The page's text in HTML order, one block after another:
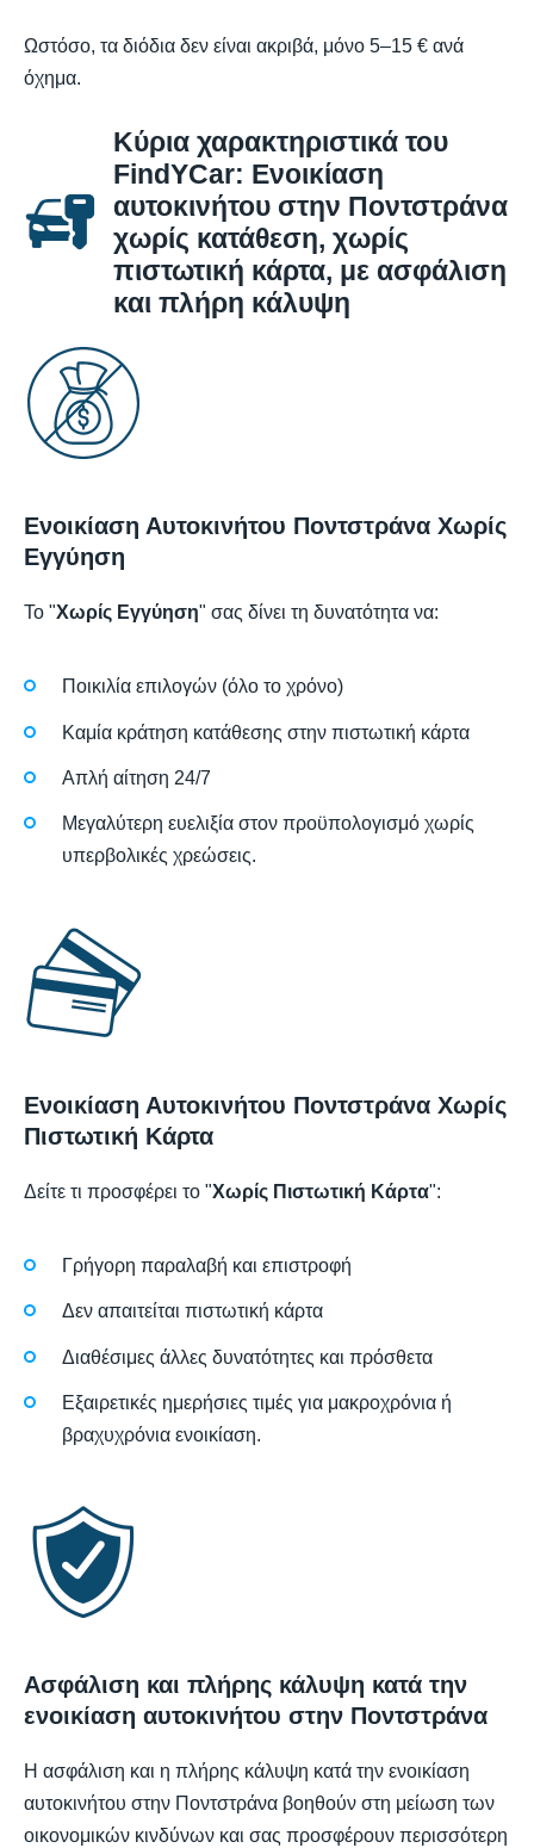
Ωστόσο, τα διόδια δεν είναι ακριβά, μόνο 5–15 € ανά
όχημα.
Κύρια χαρακτηριστικά του
FindYCar: Ενοικίαση
αυτοκινήτου στην Ποντστράνα
χωρίς κατάθεση, χωρίς
πιστωτική κάρτα, με ασφάλιση
και πλήρη κάλυψη
Ενοικίαση Αυτοκινήτου Ποντστράνα Χωρίς
Εγγύηση
Το "Χωρίς Εγγύηση" σας δίνει τη δυνατότητα να:
Ποικιλία επιλογών (όλο το χρόνο)
Καμία κράτηση κατάθεσης στην πιστωτική κάρτα
Απλή αίτηση 24/7
Μεγαλύτερη ευελιξία στον προϋπολογισμό χωρίς
υπερβολικές χρεώσεις.
Ενοικίαση Αυτοκινήτου Ποντστράνα Χωρίς
Πιστωτική Κάρτα
Δείτε τι προσφέρει το "Χωρίς Πιστωτική Κάρτα":
Γρήγορη παραλαβή και επιστροφή
Δεν απαιτείται πιστωτική κάρτα
Διαθέσιμες άλλες δυνατότητες και πρόσθετα
Εξαιρετικές ημερήσιες τιμές για μακροχρόνια ή
βραχυχρόνια ενοικίαση.
Ασφάλιση και πλήρης κάλυψη κατά την
ενοικίαση αυτοκινήτου στην Ποντστράνα
Η ασφάλιση και η πλήρης κάλυψη κατά την ενοικίαση
αυτοκινήτου στην Ποντστράνα βοηθούν στη μείωση των
οικονομικών κινδύνων και σας προσφέρουν περισσότερη